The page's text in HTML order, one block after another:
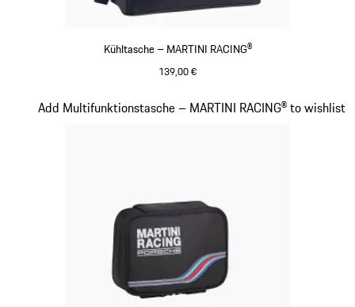
Kühltasche – MARTINI RACING®
139,00 €
Add Multifunktionstasche – MARTINI RACING® to wishlist
Slide 17 von 20